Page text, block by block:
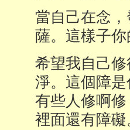
當自己在念
薩。這樣子
希望我自己
淨。這個障
有些人修啊
裡面還有障